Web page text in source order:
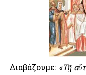
Διαβάζουμε: «Τῇ